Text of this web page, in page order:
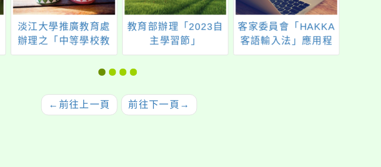
淡江大學推廣教育處
辦理之「中等學校教
師第二專長學分班」
教育部辦理「2023自
主學習節」
客家委員會「HAKKA
客語輸入法」應用程
式已上架
← 前往上一頁 前往下一頁 →